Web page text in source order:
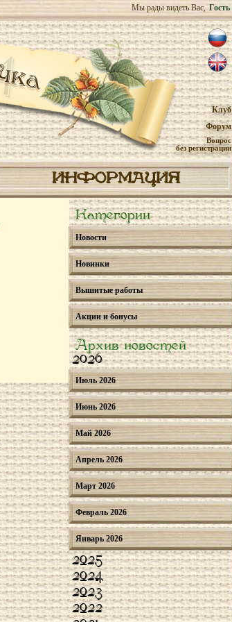
Мы рады видеть Вас, Гость
Клуб
Форум
Вопрос
без регистрации
ИНФОРМАЦИЯ
Категории
Новости
Новинки
Вышитые работы
Акции и бонусы
Архив новостей
2026
Июль 2026
Июнь 2026
Май 2026
Апрель 2026
Март 2026
Февраль 2026
Январь 2026
2025
2024
2023
2022